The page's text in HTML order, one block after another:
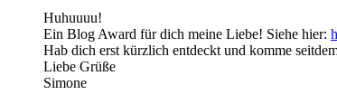
Huhuuuu!
Ein Blog Award für dich meine Liebe! Siehe hier:
Hab dich erst kürzlich entdeckt und komme
Liebe Grüße
Simone